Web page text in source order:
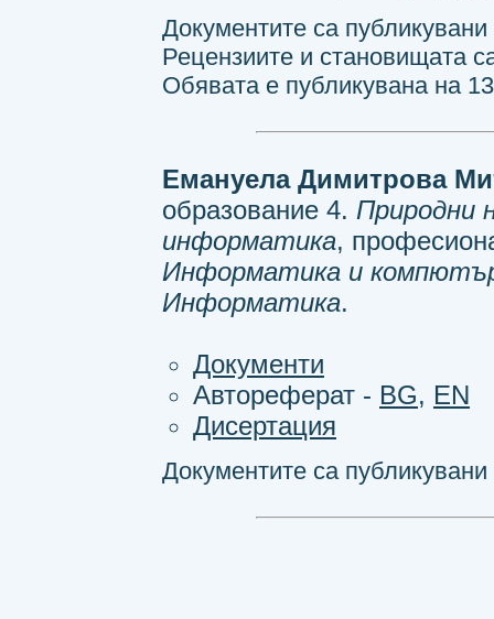
Документите са публикувани
Рецензиите и становищата
Обявата е публикувана на
Емануела Димитрова
образование 4. Природни
информатика,
Информатика и
Информатика.
Документи
Автореферат - BG, EN
Дисертация
Документите са публикувани